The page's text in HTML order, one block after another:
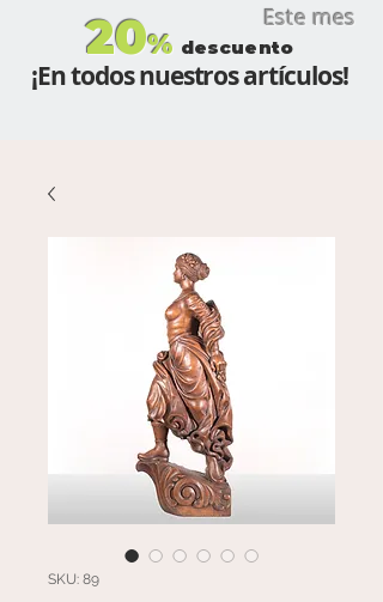
Este mes
20% descuento
¡En todos nuestros artículos!
SKU: 89